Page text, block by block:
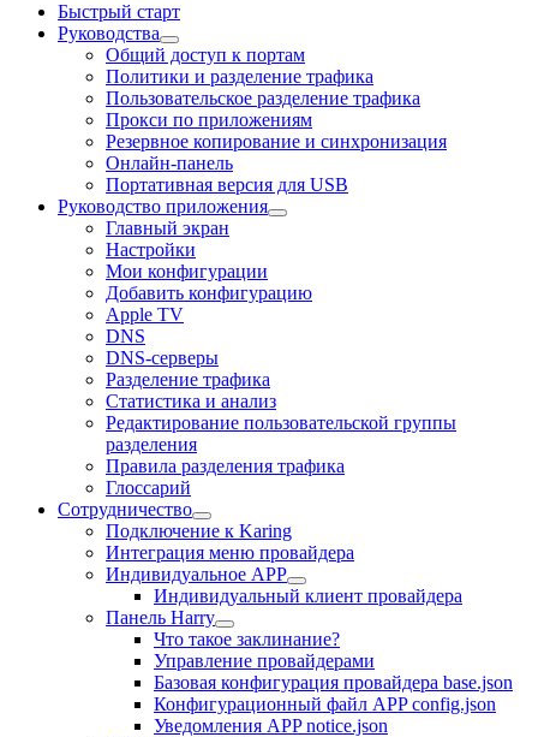
Быстрый старт
Руководства
Общий доступ к портам
Политики и разделение трафика
Пользовательское разделение трафика
Прокси по приложениям
Резервное копирование и синхронизация
Онлайн-панель
Портативная версия для USB
Руководство приложения
Главный экран
Настройки
Мои конфигурации
Добавить конфигурацию
Apple TV
DNS
DNS-серверы
Разделение трафика
Статистика и анализ
Редактирование пользовательской группы
разделения
Правила разделения трафика
Глоссарий
Сотрудничество
Подключение к Karing
Интеграция меню провайдера
Индивидуальное APP
Индивидуальный клиент провайдера
Панель Harry
Что такое заклинание?
Управление провайдерами
Базовая конфигурация провайдера base.json
Конфигурационный файл APP config.json
Уведомления APP notice.json